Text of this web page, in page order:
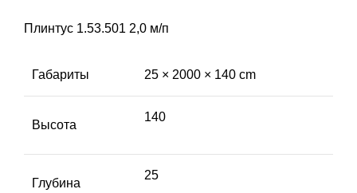
Плинтус 1.53.501 2,0 м/п
Габариты 25 × 2000 × 140 cm
Высота
140
Глубина
25